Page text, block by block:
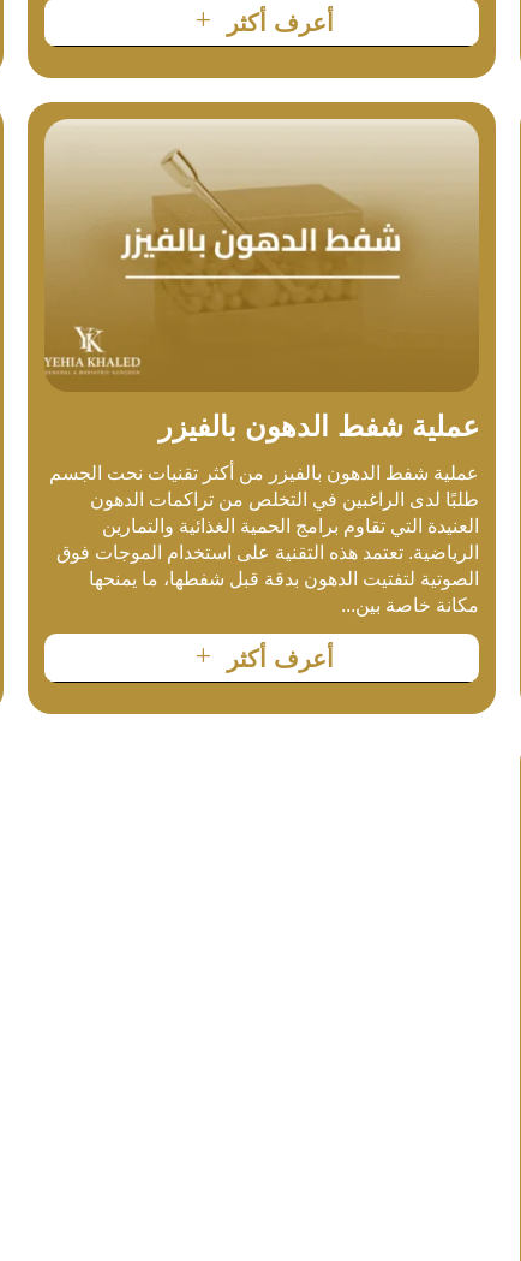
أعرف أكثر L
عملية شفط الدهون بالفيزر
عملية شفط الدهون بالفيزر من أكثر تقنيات نحت الجسم
طلبًا لدى الراغبين في التخلص من تراكمات الدهون
العنيدة التي تقاوم برامج الحمية الغذائية والتمارين
الرياضية. تعتمد هذه التقنية على استخدام الموجات فوق
الصوتية لتفتيت الدهون بدقة قبل شفطها، ما يمنحها
مكانة خاصة بين...
أعرف أكثر L